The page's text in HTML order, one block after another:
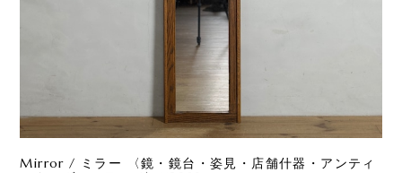
Mirror / ミラー 〈鏡・鏡台・姿見・店舗什器・アンティ